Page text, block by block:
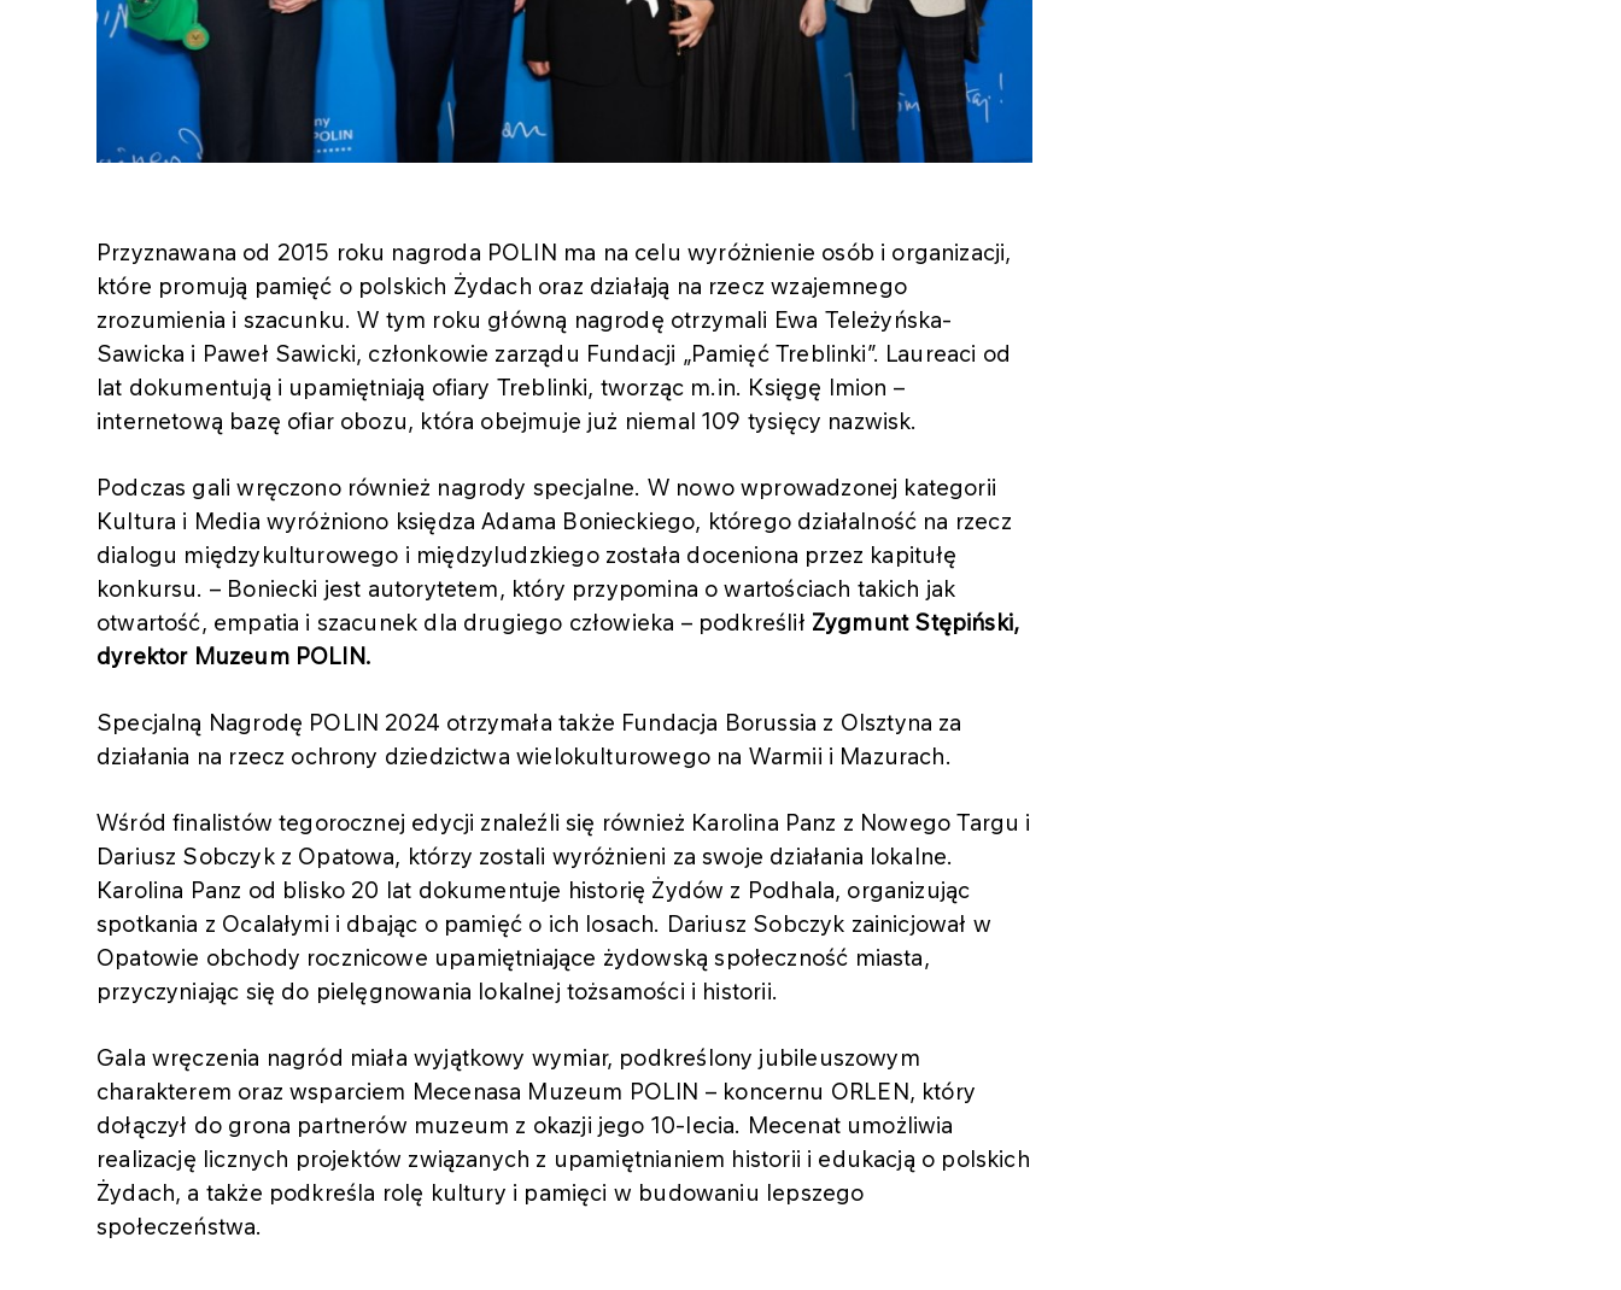
Przyznawana od 2015 roku nagroda POLIN ma na celu wyróżnienie osób i organizacji,
które promują pamięć o polskich Żydach oraz działają na rzecz wzajemnego
zrozumienia i szacunku. W tym roku główną nagrodę otrzymali Ewa Teleżyńska-
Sawicka i Paweł Sawicki, członkowie zarządu Fundacji „Pamięć Treblinki”. Laureaci od
lat dokumentują i upamiętniają ofiary Treblinki, tworząc m.in. Księgę Imion –
internetową bazę ofiar obozu, która obejmuje już niemal 109 tysięcy nazwisk.
Podczas gali wręczono również nagrody specjalne. W nowo wprowadzonej kategorii
Kultura i Media wyróżniono księdza Adama Bonieckiego, którego działalność na rzecz
dialogu międzykulturowego i międzyludzkiego została doceniona przez kapitułę
konkursu. – Boniecki jest autorytetem, który przypomina o wartościach takich jak
otwartość, empatia i szacunek dla drugiego człowieka – podkreślił Zygmunt Stępiński,
dyrektor Muzeum POLIN.
Specjalną Nagrodę POLIN 2024 otrzymała także Fundacja Borussia z Olsztyna za
działania na rzecz ochrony dziedzictwa wielokulturowego na Warmii i Mazurach.
Wśród finalistów tegorocznej edycji znaleźli się również Karolina Panz z Nowego Targu i
Dariusz Sobczyk z Opatowa, którzy zostali wyróżnieni za swoje działania lokalne.
Karolina Panz od blisko 20 lat dokumentuje historię Żydów z Podhala, organizując
spotkania z Ocalałymi i dbając o pamięć o ich losach. Dariusz Sobczyk zainicjował w
Opatowie obchody rocznicowe upamiętniające żydowską społeczność miasta,
przyczyniając się do pielęgnowania lokalnej tożsamości i historii.
Gala wręczenia nagród miała wyjątkowy wymiar, podkreślony jubileuszowym
charakterem oraz wsparciem Mecenasa Muzeum POLIN – koncernu ORLEN, który
dołączył do grona partnerów muzeum z okazji jego 10-lecia. Mecenat umożliwia
realizację licznych projektów związanych z upamiętnianiem historii i edukacją o polskich
Żydach, a także podkreśla rolę kultury i pamięci w budowaniu lepszego
społeczeństwa.